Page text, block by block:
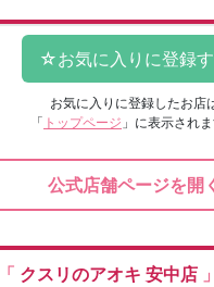
お気に入りに登録したお店
「 トップページ 」に表示されま
公式店舗ページを開
「 クスリのアオキ 安中店